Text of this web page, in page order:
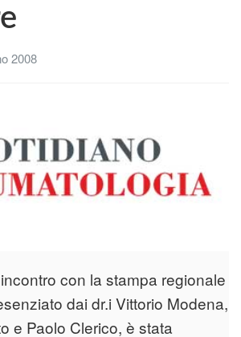
2008
con la stampa regionale
dai dr.i Vittorio Modena,
e Paolo Clerico, è stata